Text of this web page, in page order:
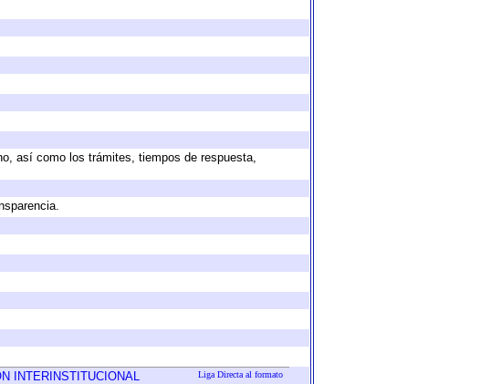
así como los trámites, tiempos de respuesta,
INTERINSTITUCIONAL Liga Directa al formato